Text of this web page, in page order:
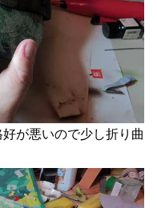
が悪いので少し折り曲